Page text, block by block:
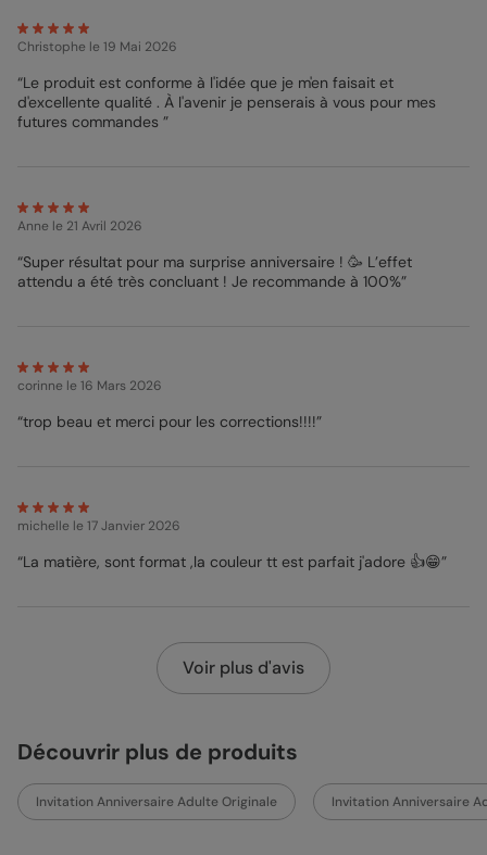
Christophe le 19 Mai 2026
“Le produit est conforme à l'idée que je m'en faisait et
d'excellente qualité . À l'avenir je penserais à vous pour mes
futures commandes ”
Anne le 21 Avril 2026
“Super résultat pour ma surprise anniversaire ! 🥳 L’effet
attendu a été très concluant ! Je recommande à 100%”
corinne le 16 Mars 2026
“trop beau et merci pour les corrections!!!!”
michelle le 17 Janvier 2026
“La matière, sont format ,la couleur tt est parfait j'adore 👍😁”
Voir plus d'avis
Découvrir plus de produits
Invitation Anniversaire Adulte Originale Invitation Anniversaire